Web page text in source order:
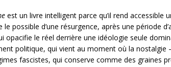
est un livre intelligent parce qu’il rend accessible
le possible d’une résurgence, après une période
opacifie le réel derrière une idéologie seule
politique, qui vient au moment où la
fascistes, qui conserve comme des graines